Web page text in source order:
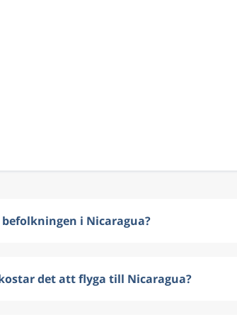
befolkningen i Nicaragua?
det att flyga till Nicaragua?